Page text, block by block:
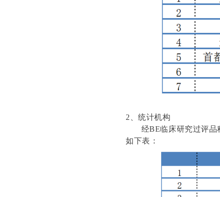
2、统计机构
经BE临床研究过评品种
如下表：